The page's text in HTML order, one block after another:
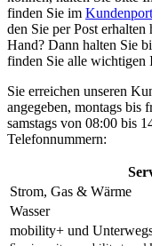
finden Sie im
den Sie per Post
Hand? Dann halten Sie
finden Sie alle wichtigen
Sie erreichen unseren
angegeben, montags bis
samstags von 08:00 bis
Telefonnummern:
Strom, Gas & Wärme
Wasser
mobility+ und